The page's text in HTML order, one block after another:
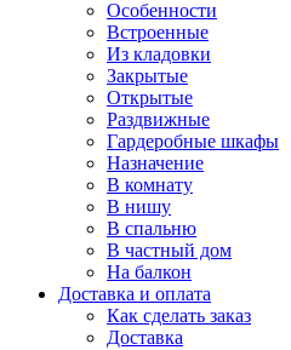
Особенности
Встроенные
Из кладовки
Закрытые
Открытые
Раздвижные
Гардеробные шкафы
Назначение
В комнату
В нишу
В спальню
В частный дом
На балкон
Доставка и оплата
Как сделать заказ
Доставка